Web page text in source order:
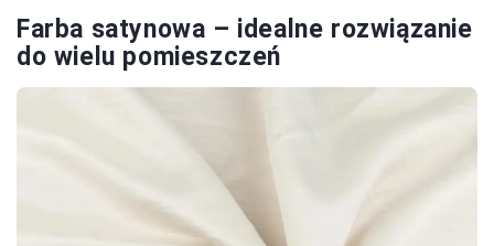
Farba satynowa – idealne rozwiązanie
do wielu pomieszczeń